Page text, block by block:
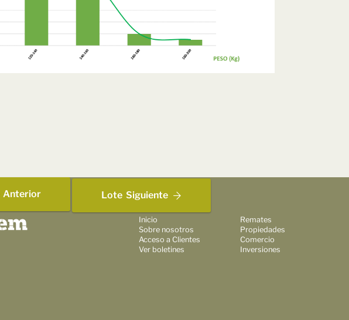
Anterior Lote Siguiente
Inicio
Sobre nosotros
Acceso a Clientes
Ver boletines
Remates
Propiedades
Comercio
Inversiones